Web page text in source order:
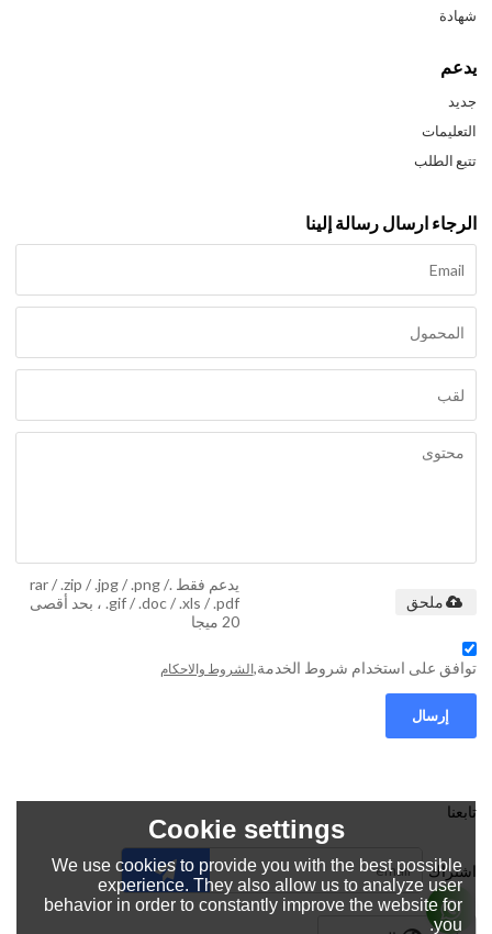
شهادة
يدعم
جديد
التعليمات
تتبع الطلب
الرجاء ارسال رسالة إلينا
يدعم فقط .rar / .zip / .jpg / .png /
.gif / .doc / .xls / .pdf ، بحد أقصى
20 ميجا
ملحق
توافق على استخدام شروط الخدمة,الشروط والاحكام
إرسال
تابعنا
اشتراك
Cookie settings
We use cookies to provide you with the best possible
experience. They also allow us to analyze user
behavior in order to constantly improve the website for
you.